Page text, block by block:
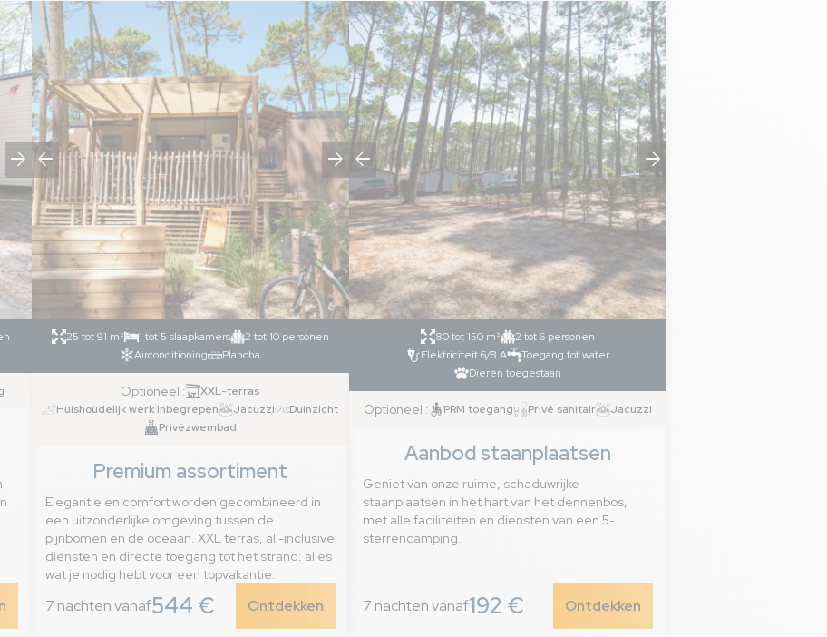
arrow_forward arrow_back arrow_forward
25 tot 91 m² 1 tot 5 slaapkamers
2 tot 10 personen
Airconditioning
Plancha
Optioneel :
XXL-terras
Huishoudelijk werk inbegrepen
Jacuzzi
Duinzicht
Privézwembad
Premium assortiment
Elegantie en comfort worden gecombineerd in
een uitzonderlijke omgeving tussen de
pijnbomen en de oceaan. XXL terras, all-inclusive
diensten en directe toegang tot het strand: alles
wat je nodig hebt voor een topvakantie.
7 nachten vanaf544 € Ontdekken
arrow_back arrow_forward
80 tot 150 m²
2 tot 6 personen
Elektriciteit 6/8 A
Toegang tot water
Dieren toegestaan
Optioneel : PRM toegang Privé sanitair Jacuzzi
Aanbod staanplaatsen
Geniet van onze ruime, schaduwrijke
staanplaatsen in het hart van het dennenbos,
met alle faciliteiten en diensten van een 5-
sterrencamping.
7 nachten vanaf192 € Ontdekken